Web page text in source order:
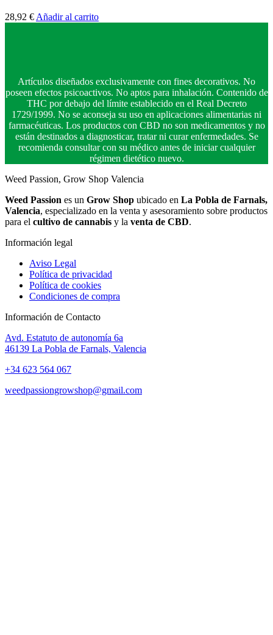
28,92 € Añadir al carrito
Artículos diseñados exclusivamente con fines decorativos. No
poseen efectos psicoactivos. No aptos para inhalación. Contenido de
THC por debajo del límite establecido en el Real Decreto
1729/1999. No se aconseja su uso en aplicaciones alimentarias ni
farmacéuticas. Los productos con CBD no son medicamentos y no
están destinados a diagnosticar, tratar ni curar enfermedades. Se
recomienda consultar con su médico antes de iniciar cualquier
régimen dietético nuevo.
Weed Passion, Grow Shop Valencia
Weed Passion es un Grow Shop ubicado en La Pobla de Farnals,
Valencia, especializado en la venta y asesoramiento sobre productos
para el cultivo de cannabis y la venta de CBD.
Información legal
Aviso Legal
Política de privacidad
Política de cookies
Condiciones de compra
Información de Contacto
Avd. Estatuto de autonomía 6a
46139 La Pobla de Farnals, Valencia
+34 623 564 067
weedpassiongrowshop@gmail.com